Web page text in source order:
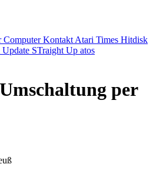
Computer Kontakt Atari Times Hitdisk
STraight Up atos
per